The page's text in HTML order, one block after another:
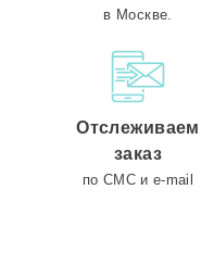
в Москве.
Отслеживаем
заказ
по СМС и e-mail